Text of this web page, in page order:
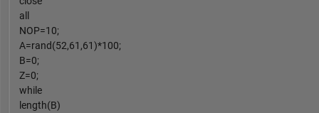
all
NOP=10;
A=rand(52,61,61)*100;
B=0;
Z=0;
while
length(B)